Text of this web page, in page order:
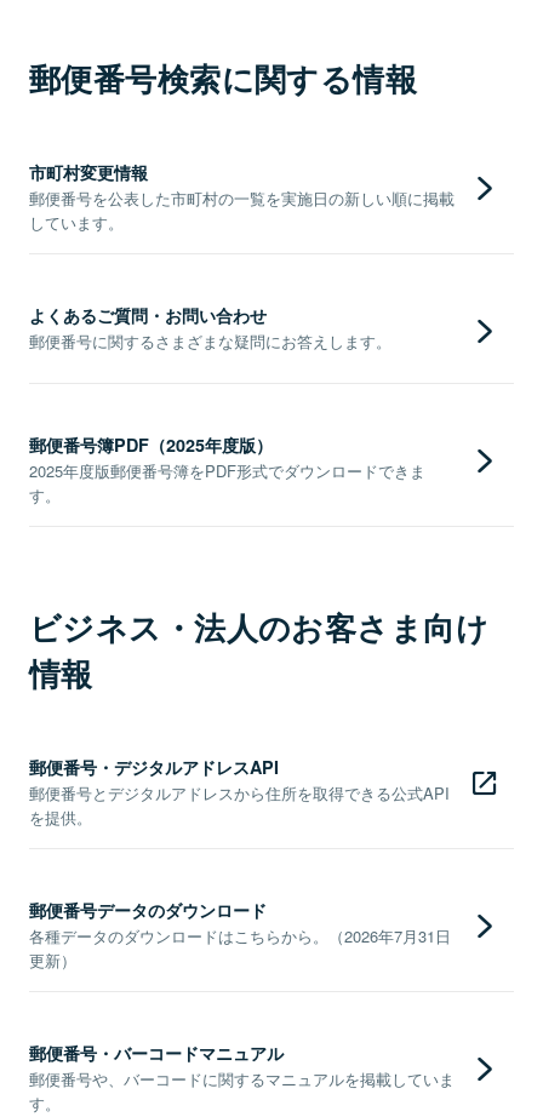
郵便番号検索に関する情報
市町村変更情報
郵便番号を公表した市町村の一覧を実施日の新しい順に掲載
しています。
よくあるご質問・お問い合わせ
郵便番号に関するさまざまな疑問にお答えします。
郵便番号簿PDF（2025年度版）
2025年度版郵便番号簿をPDF形式でダウンロードできま
す。
ビジネス・法人のお客さま向け
情報
郵便番号・デジタルアドレスAPI
郵便番号とデジタルアドレスから住所を取得できる公式API
を提供。
郵便番号データのダウンロード
各種データのダウンロードはこちらから。（2026年7月31日
更新）
郵便番号・バーコードマニュアル
郵便番号や、バーコードに関するマニュアルを掲載していま
す。